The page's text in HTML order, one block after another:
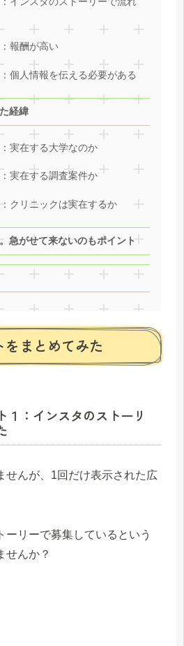
報酬が高い
個人情報を伝える必要がある
経緯
実在する大学なのか
実在する調査案件か
クリニックは実在するか
急がせて来ないのもポイント
まとめてみた
１：インスタのストーリ
せんが、1回だけ表示された広
ーリーで募集しているという
せんか？